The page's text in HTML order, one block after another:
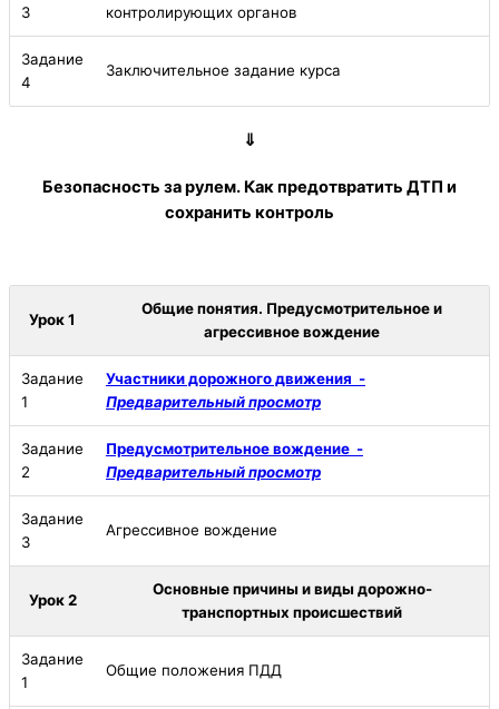
3
контролирующих органов
Задание
4
Заключительное задание курса
⇓
Безопасность за рулем. Как предотвратить ДТП и
сохранить контроль
Урок 1
Общие понятия. Предусмотрительное и
агрессивное вождение
Задание
1
Участники дорожного движения -
Предварительный просмотр
Задание
2
Предусмотрительное вождение -
Предварительный просмотр
Задание
3
Агрессивное вождение
Урок 2
Основные причины и виды дорожно-
транспортных происшествий
Задание
1
Общие положения ПДД